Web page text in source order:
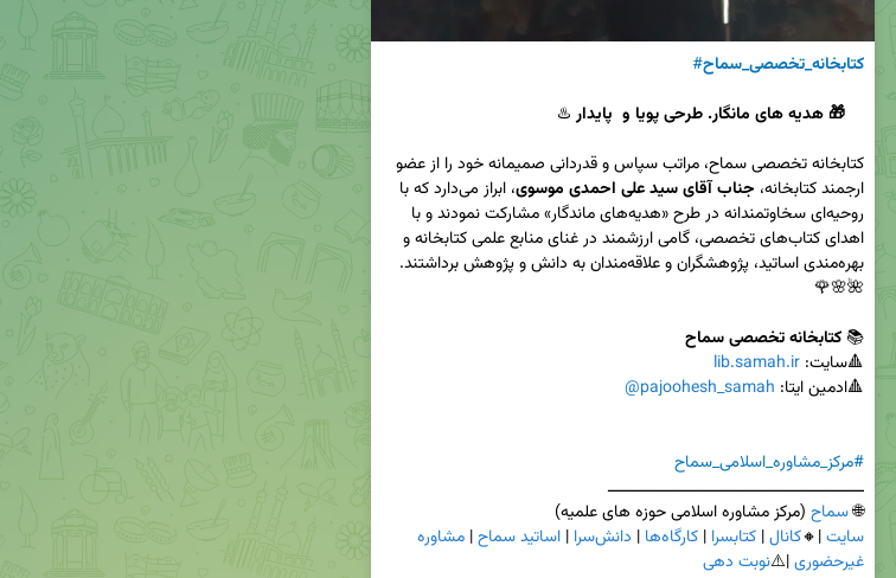
#کتابخانه_تخصصی_سماح
    🎁 هدیه های مانگار. طرحی پویا و  پایدار
ارجمند کتابخانه، جناب آقای سید علی احمدی موسوی
📚 کتابخانه تخصصی سماح
🔺سایت: lib.samah.ir
🔺ادمین ایتا: @pajoohesh_samah
#مرکز_مشاوره_اسلامی_سماح
🌐 سماح (مرکز مشاوره اسلامی حوزه های علمیه)
سایت |🔸کانال | کتابسرا | کارگاه‌ها | دانش‌سرا | اساتید سماح |
غیرحضوری |⚠️نوبت دهی